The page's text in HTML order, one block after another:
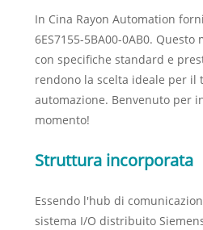
In Cina Rayon Automation
6ES7155-5BA00-0AB0.
con specifiche standard e
rendono la scelta ideale per il
automazione. Benvenuto per
momento!
Struttura incorporata
Essendo l'hub di
sistema I/O distribuito